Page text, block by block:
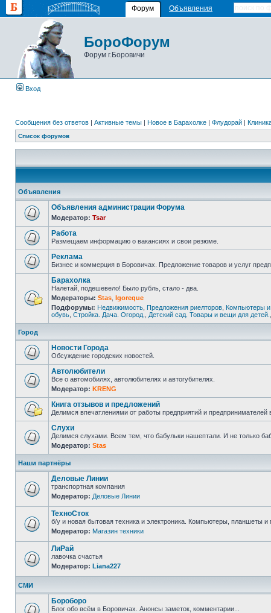
Форум Объявления
БороФорум
Форум г.Боровичи
Вход
Сообщения без ответов | Активные темы | Новое в Барахолке | Флудорай |
Список форумов
Объявления
Объявления администрации Форума
Модератор: Tsar
Работа
Размещаем информацию о вакансиях и свои резюме.
Реклама
Бизнес и коммерция в Боровичах. Предложение товаров и услуг
Барахолка
Налетай, подешевело! Было рубль, стало - два.
Модераторы: Stas Igoreque
Подфорумы: Недвижимость Предложения риелторов Компьютеры
обувь Стройка. Дача. Огород. Детский сад. Товары и вещи для детей.
Город
Новости Города
Обсуждение городских новостей.
Автолюбители
Все о автомобилях, автолюбителях и автогубителях.
Модератор: KRENG
Книга отзывов и предложений
Делимся впечатлениями от работы предприятий и предпринимателей
Слухи
Делимся слухами. Всем тем, что бабульки нашептали. И не только
Модератор: Stas
Наши партнёры
Деловые Линии
транспортная компания
Модератор: Деловые Линии
ТехноСток
б/у и новая бытовая техника и электроника. Компьютеры, планшеты и
Модератор: Магазин техники
ЛиРай
лавочка счастья
Модератор: Liana227
СМИ
Бороборо
Блог обо всём в Боровичах. Анонсы заметок, комментарии...